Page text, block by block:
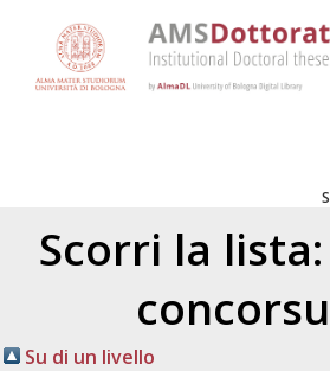
Scorri la
Su di un livello